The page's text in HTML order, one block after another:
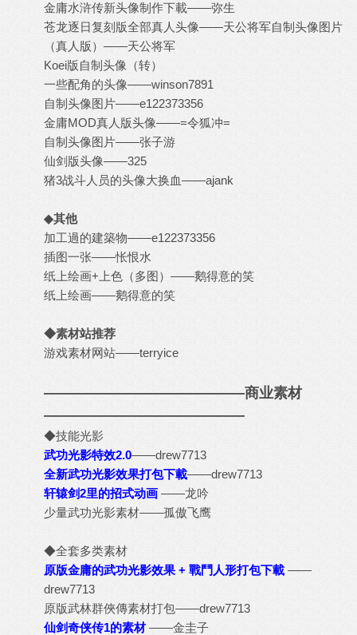
金庸水浒传新头像制作下載——弥生
苍龙逐日复刻版全部真人头像——天公将军自制头像图片
（真人版） ——天公将军
Koei版自制头像（转）
一些配角的头像——winson7891
自制头像图片——e122373356
金庸MOD真人版头像——=令狐冲=
自制头像图片——张子游
仙剑版头像——325
猪3战斗人员的头像大换血——ajank
◆其他
加工過的建築物——e122373356
插图一张——怅恨水
纸上绘画+上色（多图） ——鹅得意的笑
纸上绘画——鹅得意的笑
◆素材站推荐
游戏素材网站——terryice
——————————————商业素材
——————————————
◆技能光影
武功光影特效2.0——drew7713
全新武功光影效果打包下載——drew7713
轩辕剑2里的招式动画 ——龙吟
少量武功光影素材——孤傲飞鹰
◆全套多类素材
原版金庸的武功光影效果 + 戰鬥人形打包下載 ——
drew7713
原版武林群俠傳素材打包——drew7713
仙剑奇侠传1的素材——金圭子